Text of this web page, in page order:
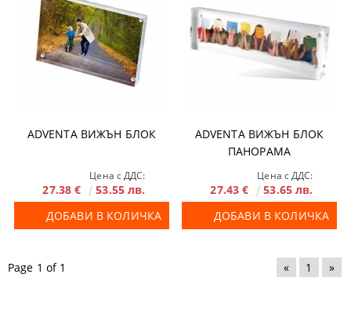
ADVENTA ВИЖЪН БЛОК
Цена с ДДС:
27.38 €
53.55 лв.
ДОБАВИ В КОЛИЧКА
ADVENTA ВИЖЪН БЛОК
ПАНОРАМА
Цена с ДДС:
27.43 €
53.65 лв.
ДОБАВИ В КОЛИЧКА
Page 1 of 1 « 1 »